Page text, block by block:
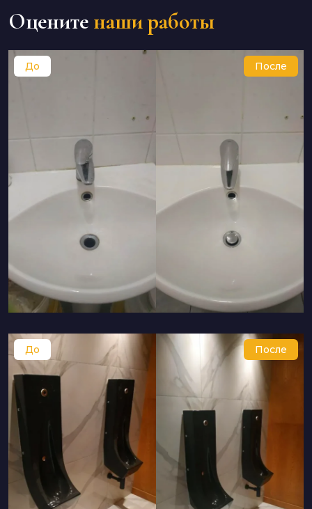
Оцените наши работы